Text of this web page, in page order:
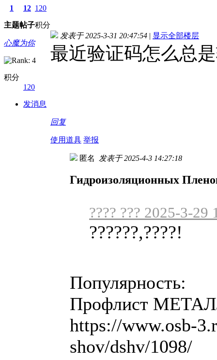
1
主题
12
帖子
120
积分
心魔为你
积分
120
发消息
发表于 2025-3-31 20:47:54 | 显示全部楼层
最近验证码怎么总
回复
使用道具 举报
匿名 发表于 2025-4-3 14:27:18
Гидроизоляционных
???? ??? 2025-3-29
??????,????!
Популярность:
Профлист
https://www.osb-
shov/dshv/1098/